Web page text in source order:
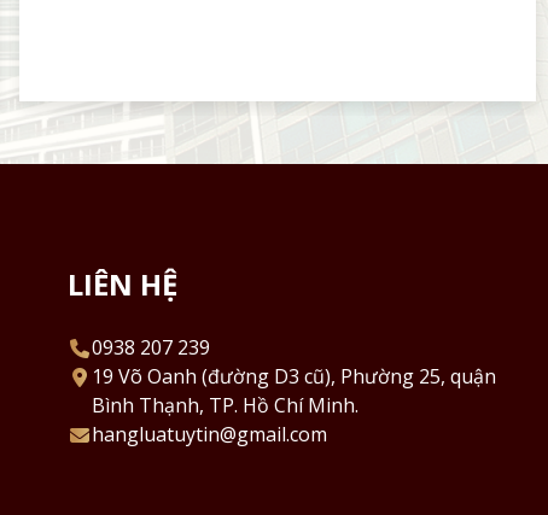
LIÊN HỆ
0938 207 239
19 Võ Oanh (đường D3 cũ), Phường 25, quận
Bình Thạnh, TP. Hồ Chí Minh.
hangluatuytin@gmail.com